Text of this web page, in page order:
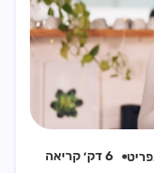
6 דק׳ קריאה